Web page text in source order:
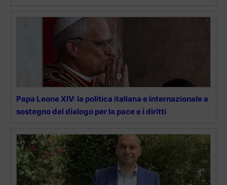
Papa Leone XIV: la politica italiana e internazionale a
sostegno del dialogo per la pace e i diritti